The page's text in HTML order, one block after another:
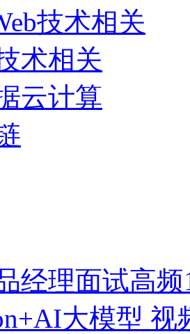
技术相关
术相关
云计算
经理面试高频
大模型 视